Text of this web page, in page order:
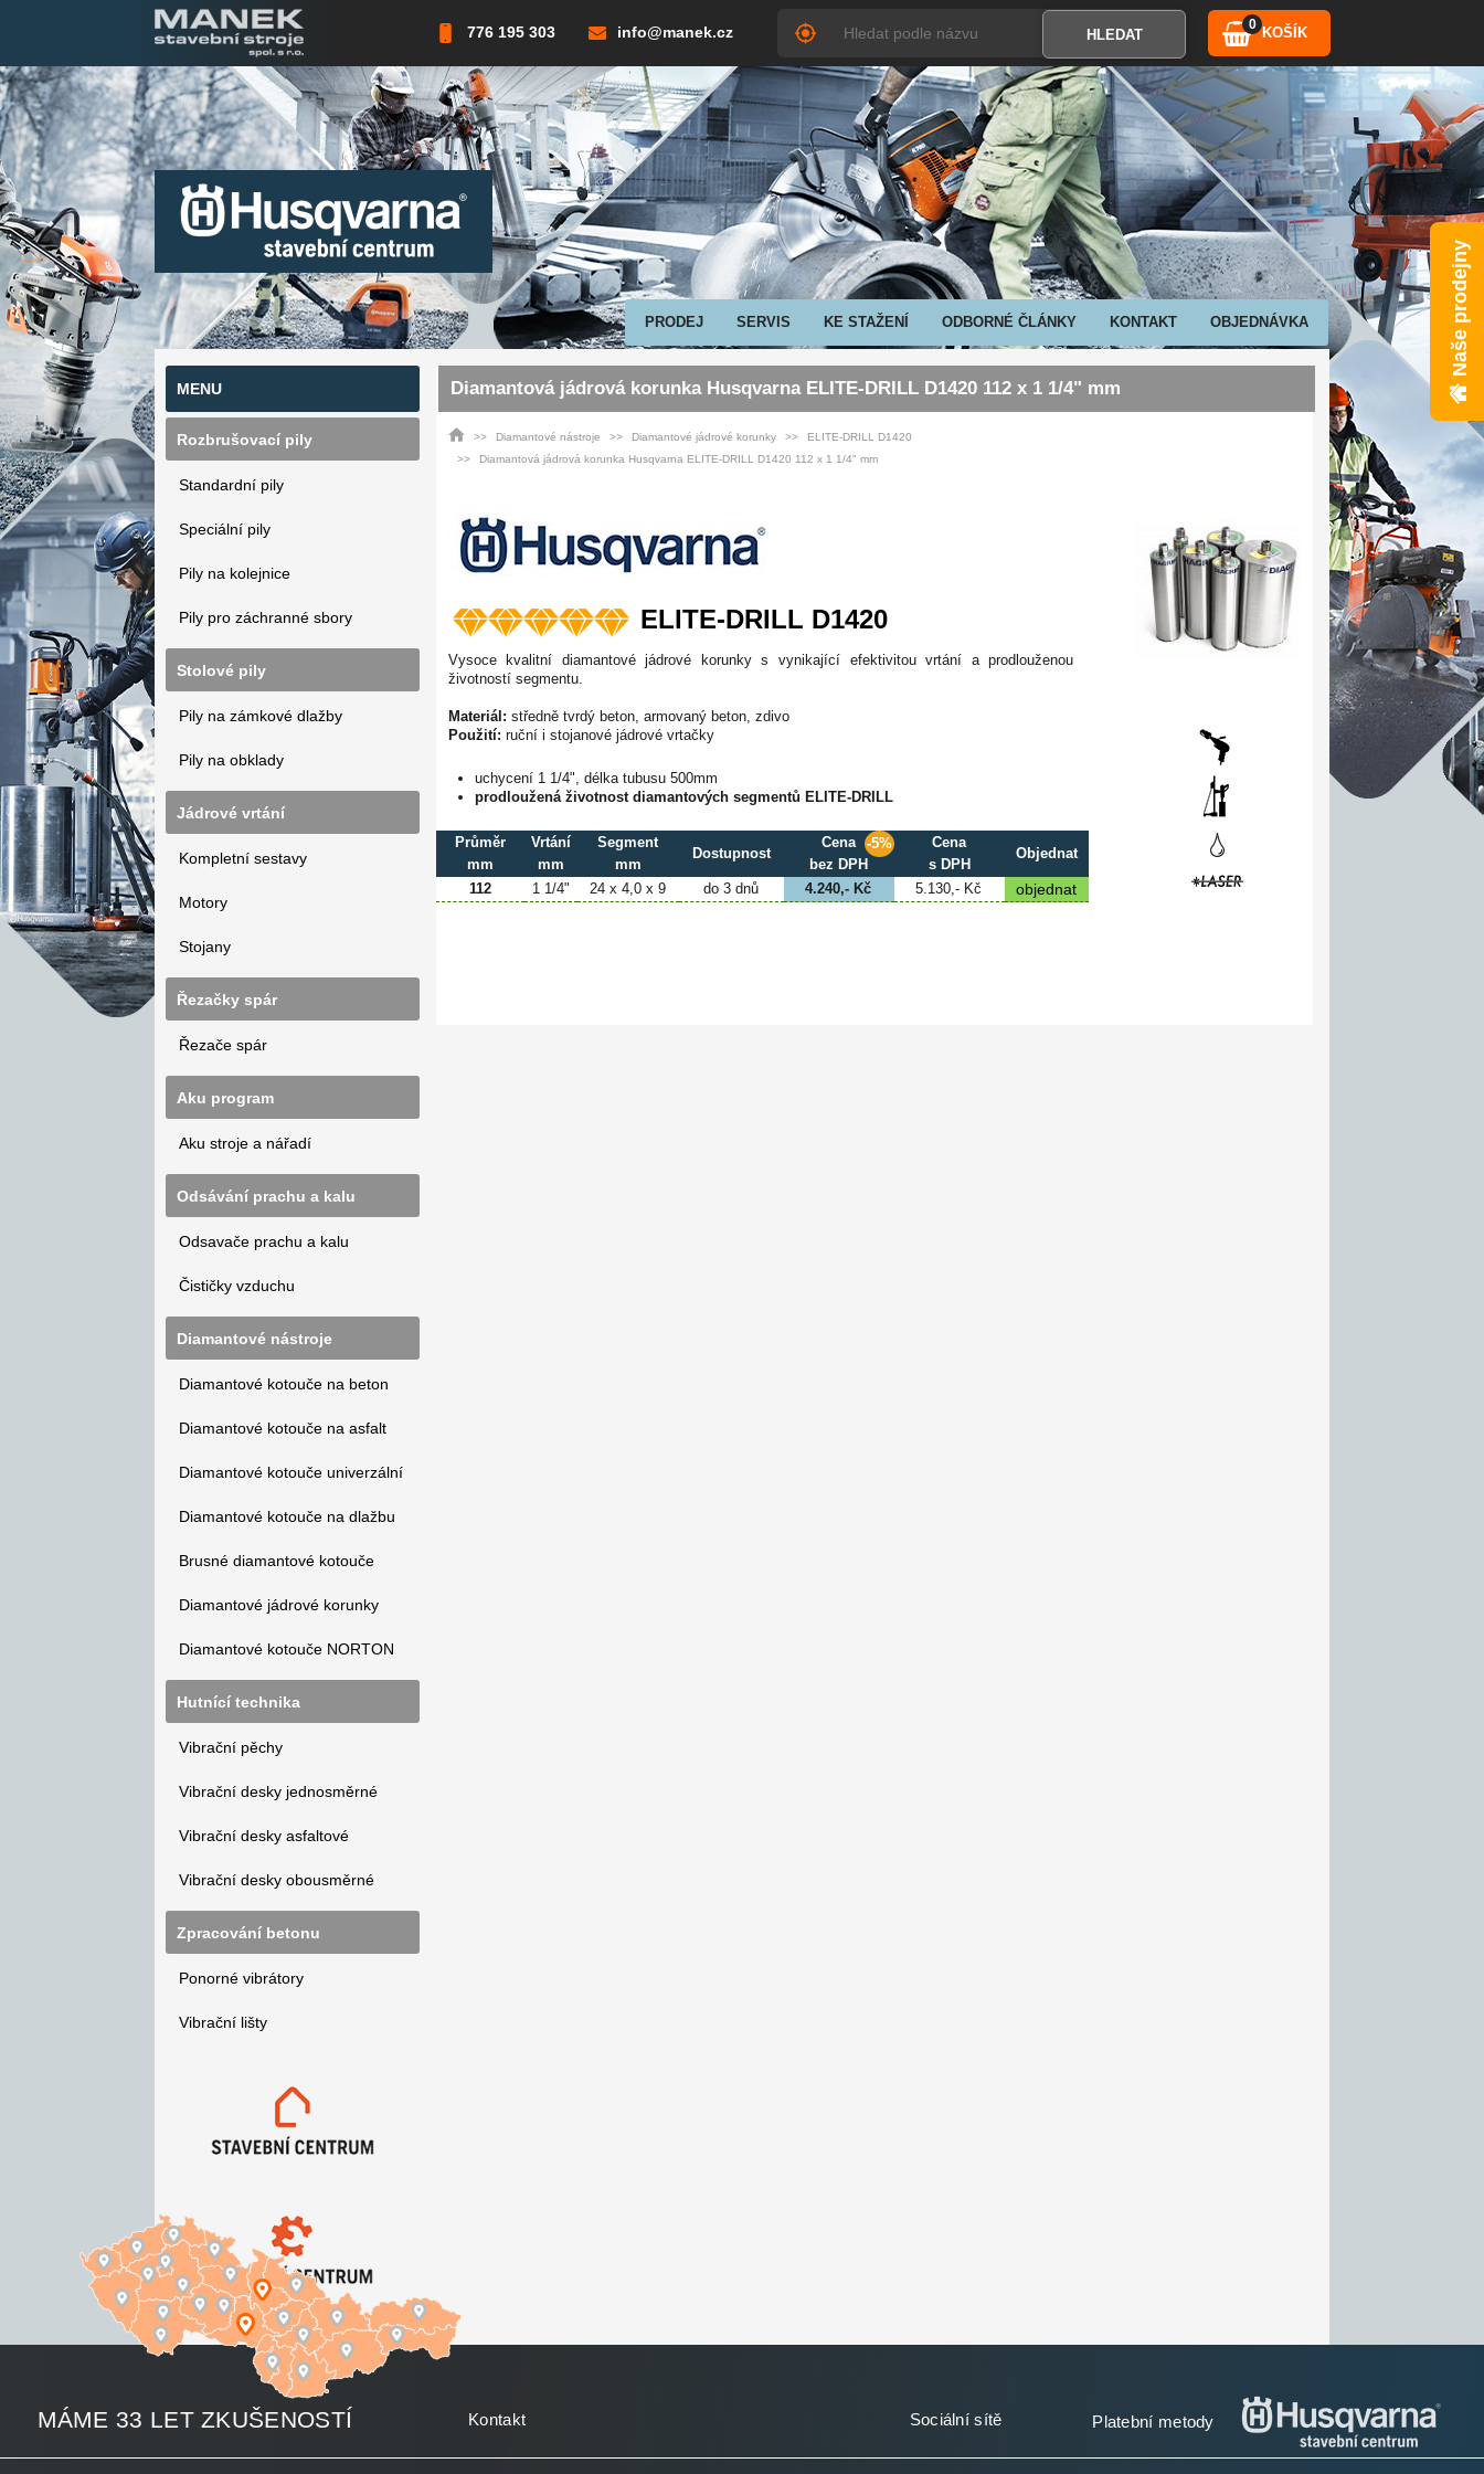
776 195 303 info@manek.cz 0 KOŠÍK
PRODEJ SERVIS KE STAŽENÍ ODBORNÉ ČLÁNKY KONTAKT OBJEDNÁVKA Naše prodejny
MENU
Rozbrušovací pily
Standardní pily
Speciální pily
Pily na kolejnice
Pily pro záchranné sbory
Stolové pily
Pily na zámkové dlažby
Pily na obklady
Jádrové vrtání
Kompletní sestavy
Motory
Stojany
Řezačky spár
Řezače spár
Aku program
Aku stroje a nářadí
Odsávání prachu a kalu
Odsavače prachu a kalu
Čističky vzduchu
Diamantové nástroje
Diamantové kotouče na beton
Diamantové kotouče na asfalt
Diamantové kotouče univerzální
Diamantové kotouče na dlažbu
Brusné diamantové kotouče
Diamantové jádrové korunky
Diamantové kotouče NORTON
Hutnící technika
Vibrační pěchy
Vibrační desky jednosměrné
Vibrační desky asfaltové
Vibrační desky obousměrné
Zpracování betonu
Ponorné vibrátory
Vibrační lišty
Diamantová jádrová korunka Husqvarna ELITE-DRILL D1420 112 x 1 1/4" mm
Diamantové nástroje Diamantové jádrové korunky
ELITE-DRILL D1420
Diamantová jádrová korunka Husqvarna ELITE-DRILL D1420 112 x 1 1/4" mm
ELITE-DRILL D1420
Vysoce kvalitní diamantové jádrové korunky s vynikající efektivitou vrtání a prodlouženou
životností segmentu.
Materiál: středně tvrdý beton, armovaný beton, zdivo
Použití: ruční i stojanové jádrové vrtačky
uchycení 1 1/4", délka tubusu 500mm
prodloužená životnost diamantových segmentů ELITE-DRILL
Průměr
mm
Vrtání
mm
Segment
mm
Dostupnost
Cena
bez DPH
-5%
Cena
s DPH
Objednat
112 1 1/4" 24 x 4,0 x 9 do 3 dnů 4.240,- Kč 5.130,- Kč
MÁME 33 LET ZKUŠENOSTÍ Kontakt Sociální sítě Platební metody